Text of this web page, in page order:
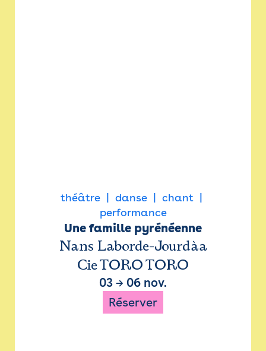
théâtre danse
chant
performance
Une famille pyrénéenne
Nans Laborde-Jourdàa
Cie TORO TORO
03 → 06 nov.
Réserver